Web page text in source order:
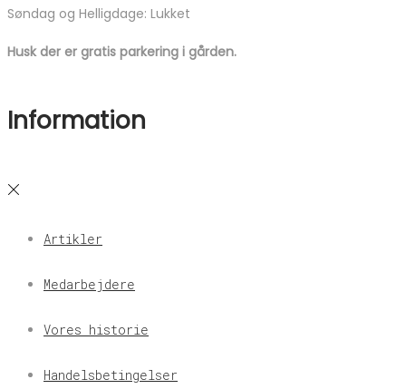
Søndag og Helligdage: Lukket
Husk der er gratis parkering i gården.
Information
Artikler
Medarbejdere
Vores historie
Handelsbetingelser